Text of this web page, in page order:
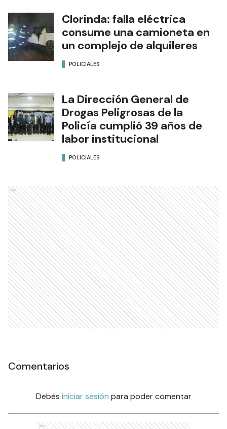
Clorinda: falla eléctrica
consume una camioneta en
un complejo de alquileres
POLICIALES
La Dirección General de
Drogas Peligrosas de la
Policía cumplió 39 años de
labor institucional
POLICIALES
Ads
Comentarios
Debés iniciar sesión para poder comentar
Ads